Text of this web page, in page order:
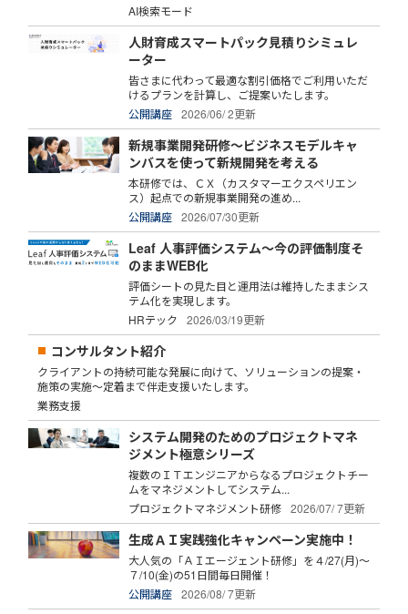
AI検索モード
人財育成スマートパック見積りシミュレ
ーター
皆さまに代わって最適な割引価格でご利用いただ
けるプランを計算し、ご提案いたします。
公開講座
2026/06/ 2更新
新規事業開発研修～ビジネスモデルキャ
ンバスを使って新規開発を考える
本研修では、ＣＸ（カスタマーエクスペリエン
ス）起点での新規事業開発の進め...
公開講座
2026/07/30更新
Leaf 人事評価システム～今の評価制度そ
のままWEB化
評価シートの見た目と運用法は維持したままシス
テム化を実現します。
HRテック
2026/03/19更新
コンサルタント紹介
クライアントの持続可能な発展に向けて、ソリューションの提案・
施策の実施～定着まで伴走支援いたします。
業務支援
システム開発のためのプロジェクトマネ
ジメント極意シリーズ
複数のＩＴエンジニアからなるプロジェクトチー
ムをマネジメントしてシステム...
プロジェクトマネジメント研修
2026/07/ 7更新
生成ＡＩ実践強化キャンペーン実施中！
大人気の「ＡＩエージェント研修」を４/27(月)～
７/10(金)の51日間毎日開催！
公開講座
2026/08/ 7更新